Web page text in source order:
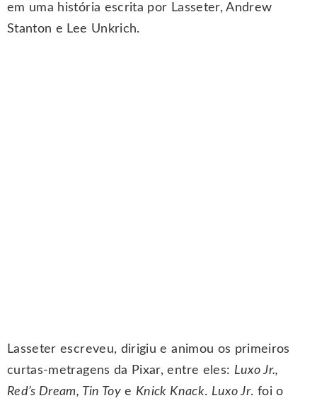
em uma história escrita por Lasseter, Andrew
Stanton e Lee Unkrich.
Lasseter escreveu, dirigiu e animou os primeiros
curtas-metragens da Pixar, entre eles: LuxoJr.,
Red’s Dream, Tin Toy e Knick Knack. LuxoJr. foi o